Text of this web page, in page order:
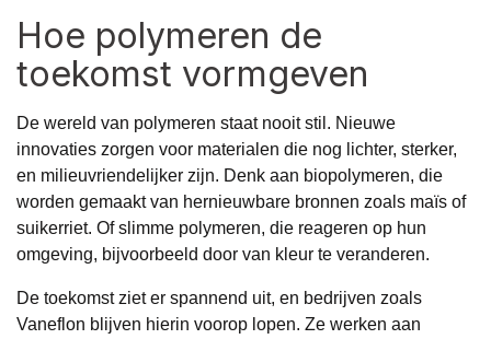
Hoe polymeren de
toekomst vormgeven
De wereld van polymeren staat nooit stil. Nieuwe
innovaties zorgen voor materialen die nog lichter, sterker,
en milieuvriendelijker zijn. Denk aan biopolymeren, die
worden gemaakt van hernieuwbare bronnen zoals maïs of
suikerriet. Of slimme polymeren, die reageren op hun
omgeving, bijvoorbeeld door van kleur te veranderen.
De toekomst ziet er spannend uit, en bedrijven zoals
Vaneflon blijven hierin voorop lopen. Ze werken aan